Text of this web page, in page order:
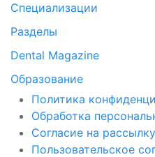
Специализации
Разделы
Dental Magazine
Образование
Политика
Обработка
Согласие на рассылку
Пользовательское